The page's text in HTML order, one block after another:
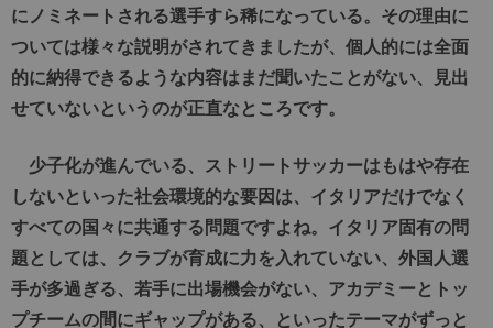
にノミネートされる選手すら稀になっている。その理由に
ついては様々な説明がされてきましたが、個人的には全面
的に納得できるような内容はまだ聞いたことがない、見出
せていないというのが正直なところです。
少子化が進んでいる、ストリートサッカーはもはや存在
しないといった社会環境的な要因は、イタリアだけでなく
すべての国々に共通する問題ですよね。イタリア固有の問
題としては、クラブが育成に力を入れていない、外国人選
手が多過ぎる、若手に出場機会がない、アカデミーとトッ
プチームの間にギャップがある、といったテーマがずっと